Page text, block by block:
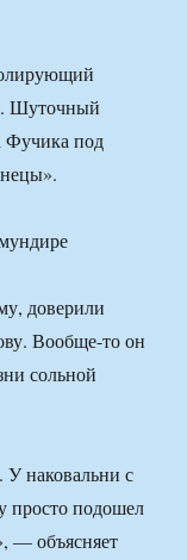
Шуточный
Фучика под
доверили
Вообще-то он
сольной
наковальни с
просто подошел
— объясняет